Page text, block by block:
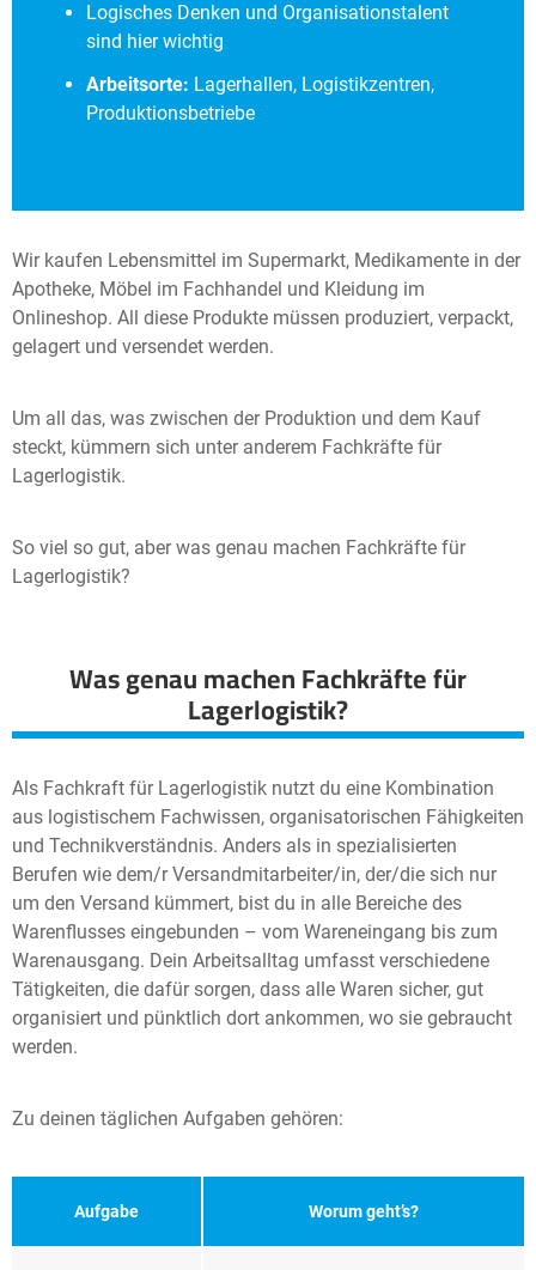
Logisches Denken und Organisationstalent
sind hier wichtig
Arbeitsorte: Lagerhallen, Logistikzentren,
Produktionsbetriebe
Wir kaufen Lebensmittel im Supermarkt, Medikamente in der
Apotheke, Möbel im Fachhandel und Kleidung im
Onlineshop. All diese Produkte müssen produziert, verpackt,
gelagert und versendet werden.
Um all das, was zwischen der Produktion und dem Kauf
steckt, kümmern sich unter anderem Fachkräfte für
Lagerlogistik.
So viel so gut, aber was genau machen Fachkräfte für
Lagerlogistik?
Was genau machen Fachkräfte für
Lagerlogistik?
Als Fachkraft für Lagerlogistik nutzt du eine Kombination
aus logistischem Fachwissen, organisatorischen Fähigkeiten
und Technikverständnis. Anders als in spezialisierten
Berufen wie dem/r Versandmitarbeiter/in, der/die sich nur
um den Versand kümmert, bist du in alle Bereiche des
Warenflusses eingebunden – vom Wareneingang bis zum
Warenausgang. Dein Arbeitsalltag umfasst verschiedene
Tätigkeiten, die dafür sorgen, dass alle Waren sicher, gut
organisiert und pünktlich dort ankommen, wo sie gebraucht
werden.
Zu deinen täglichen Aufgaben gehören:
Aufgabe Worum geht’s?